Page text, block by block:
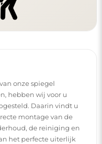
onze spiegel
hebben wij voor u
Daarin vindt u
montage van de
de reiniging en
het perfecte uiterlijk